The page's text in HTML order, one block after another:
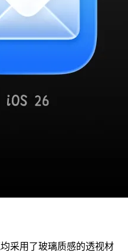
采用了玻璃质感的透视材